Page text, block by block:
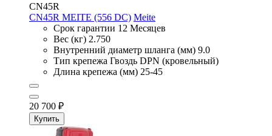
CN45R
CN45R MEITE (556 DC) Meite
Срок гарантии 12 Месяцев
Вес (кг) 2.750
Внутренний диаметр шланга (мм) 9.0
Тип крепежа Гвоздь DPN (кровельный)
Длина крепежа (мм) 25-45
20 700 ₽
Купить